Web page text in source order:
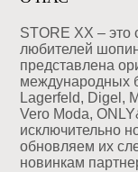
STORE XX –
любителей
представлена
международных
Lagerfeld, Digel,
Vero Moda,
исключительно
обновляем их
новинкам